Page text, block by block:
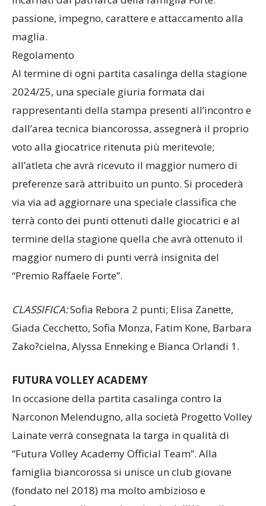
incarnati dal patriarca della famiglia Forte:
passione, impegno, carattere e attaccamento alla
maglia.
Regolamento
Al termine di ogni partita casalinga della stagione
2024/25, una speciale giuria formata dai
rappresentanti della stampa presenti all’incontro e
dall’area tecnica biancorossa, assegnerà il proprio
voto alla giocatrice ritenuta più meritevole;
all’atleta che avrà ricevuto il maggior numero di
preferenze sarà attribuito un punto. Si procederà
via via ad aggiornare una speciale classifica che
terrà conto dei punti ottenuti dalle giocatrici e al
termine della stagione quella che avrà ottenuto il
maggior numero di punti verrà insignita del
Sofia Rebora 2 punti; Elisa Zanette,
Zako?cielna, Alyssa Enneking e Bianca Orlandi 1.
In occasione della partita casalinga contro la
Narconon Melendugno, alla società Progetto Volley
Lainate verrà consegnata la targa in qualità di
“Futura Volley Academy Official Team”. Alla
famiglia biancorossa si unisce un club giovane